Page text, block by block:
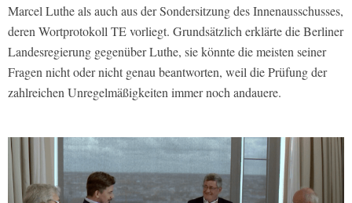
Marcel Luthe als auch aus der Sondersitzung des Innenausschusses,
deren Wortprotokoll TE vorliegt. Grundsätzlich erklärte die Berliner
Landesregierung gegenüber Luthe, sie könnte die meisten seiner
Fragen nicht oder nicht genau beantworten, weil die Prüfung der
zahlreichen Unregelmäßigkeiten immer noch andauere.